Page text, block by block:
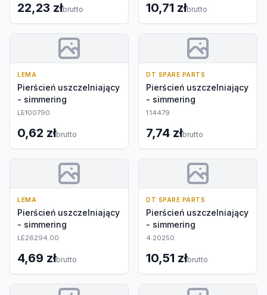
22,23 złbrutto 10,71 złbrutto
LEMA
Pierścień uszczelniający
- simmering
LE100790
0,62 złbrutto
DT SPARE PARTS
Pierścień uszczelniający
- simmering
1.14479
7,74 złbrutto
LEMA
Pierścień uszczelniający
- simmering
LE26294.00
4,69 złbrutto
DT SPARE PARTS
Pierścień uszczelniający
- simmering
4.20250
10,51 złbrutto